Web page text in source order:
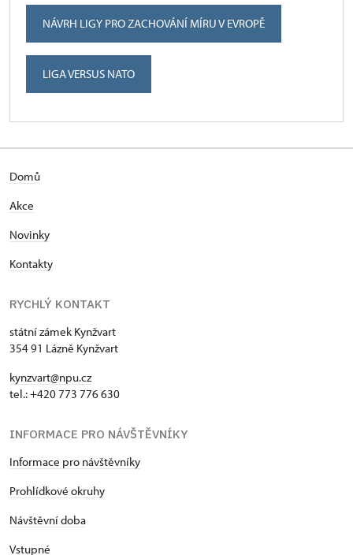
NÁVRH LIGY PRO ZACHOVÁNÍ MÍRU V EVROPĚ
LIGA VERSUS NATO
Domů
Akce
Novinky
Kontakty
RYCHLÝ KONTAKT
státní zámek Kynžvart
354 91 Lázně Kynžvart
kynzvart@npu.cz
tel.: +420 773 776 630
INFORMACE PRO NÁVŠTĚVNÍKY
Informace pro návštěvníky
Prohlídkové okruhy
Návštěvní doba
Vstupné